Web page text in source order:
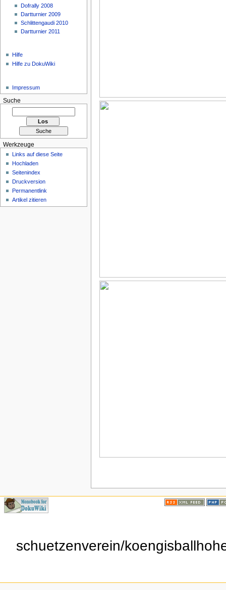
Dofrally 2008
Dartturnier 2009
Schlittengaudi 2010
Dartturnier 2011
Hilfe
Hilfe zu DokuWiki
Impressum
Suche
Werkzeuge
Links auf diese Seite
Hochladen
Seitenindex
Druckversion
Permanentlink
Artikel zitieren
schuetzenverein/